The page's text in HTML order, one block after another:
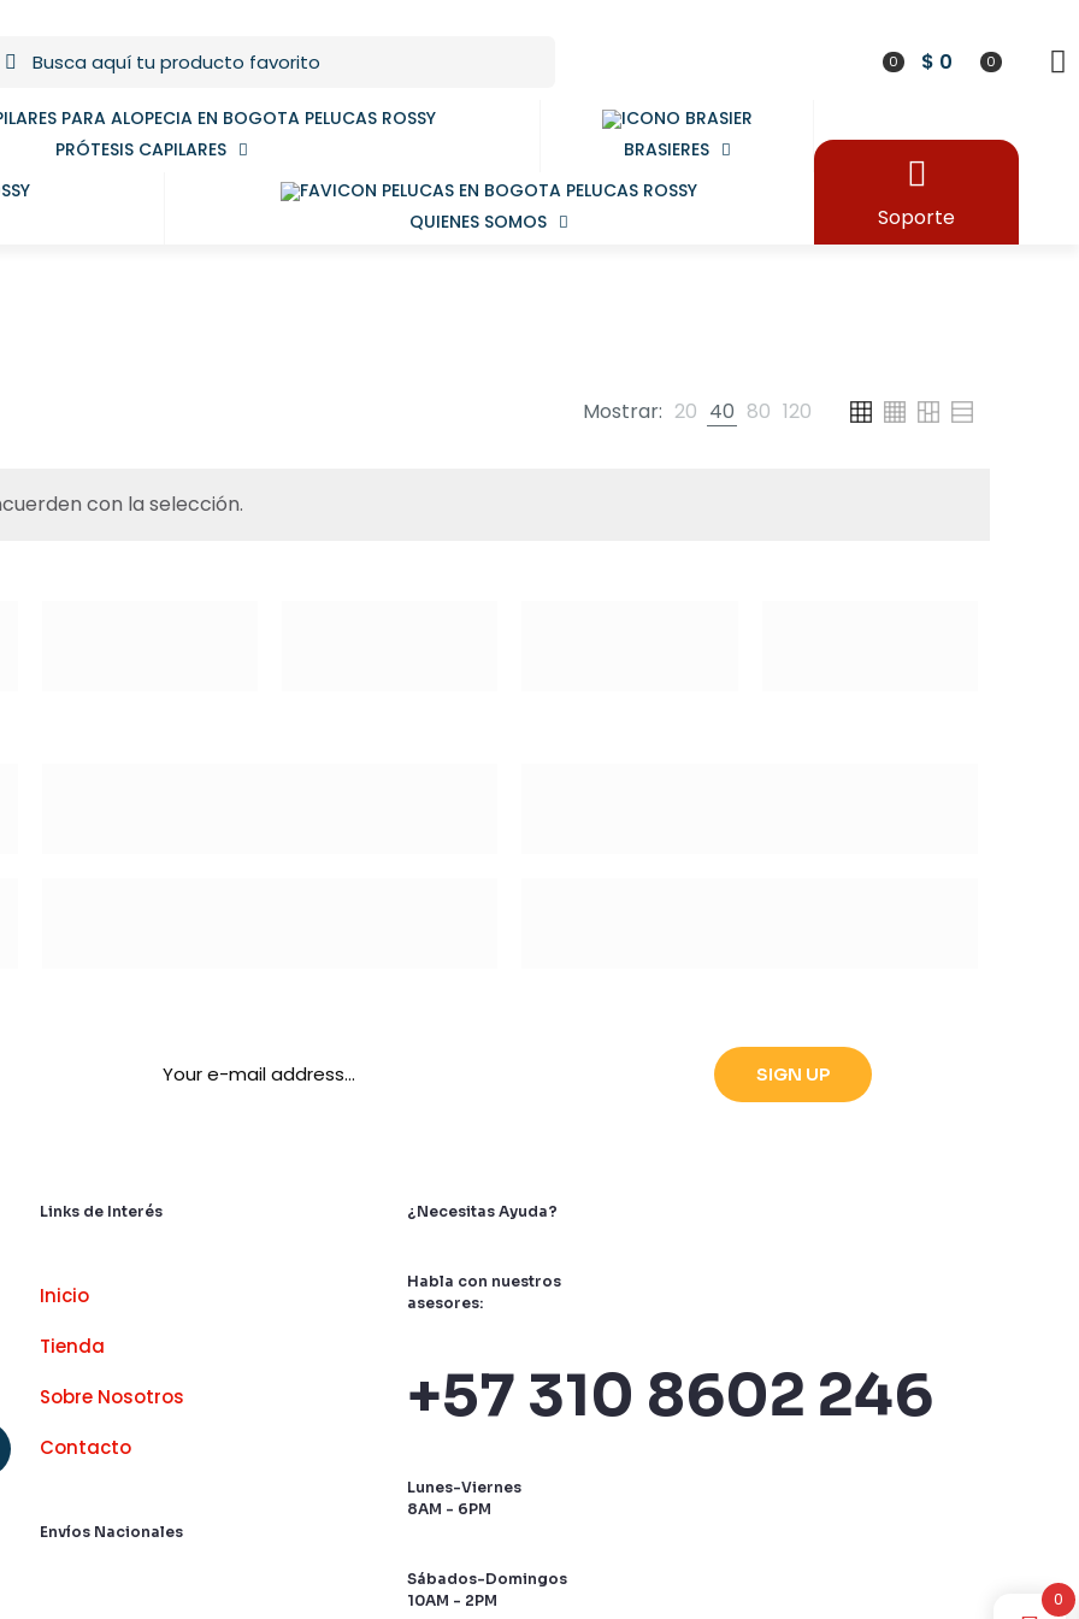
0 $ 0 0
PRÓTESIS CAPILARES BRASIERES
QUIENES SOMOS Soporte
Mostrar: 20 40 80 120
con la selección.
Links de Interés
Inicio
Tienda
Sobre Nosotros
Contacto
Envíos Nacionales
¿Necesitas Ayuda?
Habla con nuestros
asesores:
+57 310 8602 246
Lunes-Viernes
8AM - 6PM
Sábados-Domingos
10AM - 2PM
0